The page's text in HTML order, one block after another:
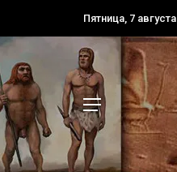
Пятница, 7 августа